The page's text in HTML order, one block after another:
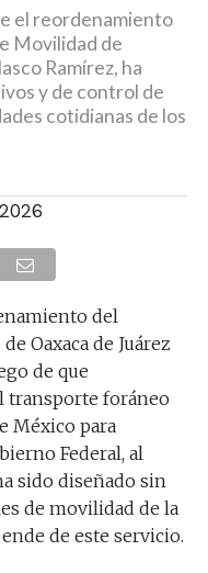
el reordenamiento
Movilidad de
Ramírez, ha
y de control de
cotidianas de los
del
Oaxaca de Juárez
de que
transporte foráneo
México para
Federal, al
sido diseñado sin
de movilidad de la
de este servicio.